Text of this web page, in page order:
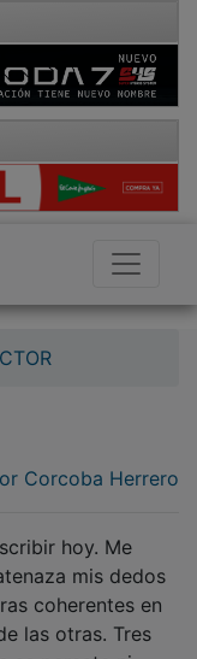
mis dedos
coherentes en
las otras. Tres
se percate ni